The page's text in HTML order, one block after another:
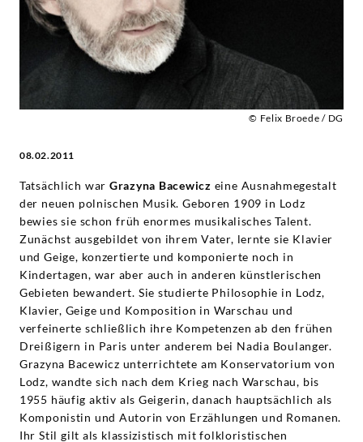
© Felix Broede / DG
08.02.2011
Tatsächlich warGrazyna Bacewicz eine Ausnahmegestalt
der neuen polnischen Musik. Geboren 1909 in Lodz
bewies sie schon früh enormes musikalisches Talent.
Zunächst ausgebildet von ihrem Vater, lernte sie Klavier
und Geige, konzertierte und komponierte noch in
Kindertagen, war aber auch in anderen künstlerischen
Gebieten bewandert. Sie studierte Philosophie in Lodz,
Klavier, Geige und Komposition in Warschau und
verfeinerte schließlich ihre Kompetenzen ab den frühen
Dreißigern in Paris unter anderem bei Nadia Boulanger.
Grazyna Bacewicz unterrichtete am Konservatorium von
Lodz, wandte sich nach dem Krieg nach Warschau, bis
1955 häufig aktiv als Geigerin, danach hauptsächlich als
Komponistin und Autorin von Erzählungen und Romanen.
Ihr Stil gilt als klassizistisch mit folkloristischen